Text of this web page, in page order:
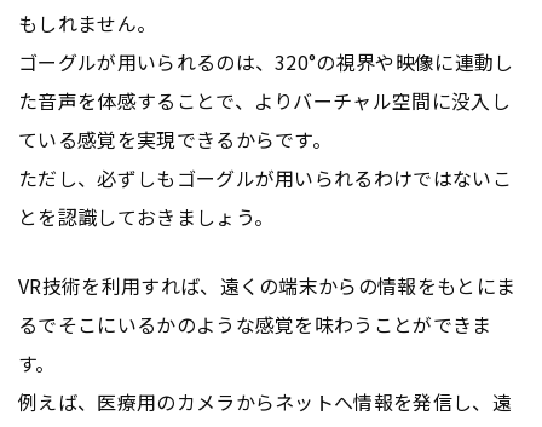
もしれません。
ゴーグルが用いられるのは、320°の視界や映像に連動し
た音声を体感することで、よりバーチャル空間に没入し
ている感覚を実現できるからです。
ただし、必ずしもゴーグルが用いられるわけではないこ
とを認識しておきましょう。
VR技術を利用すれば、遠くの端末からの情報をもとにま
るでそこにいるかのような感覚を味わうことができま
す。
例えば、医療用のカメラからネットへ情報を発信し、遠